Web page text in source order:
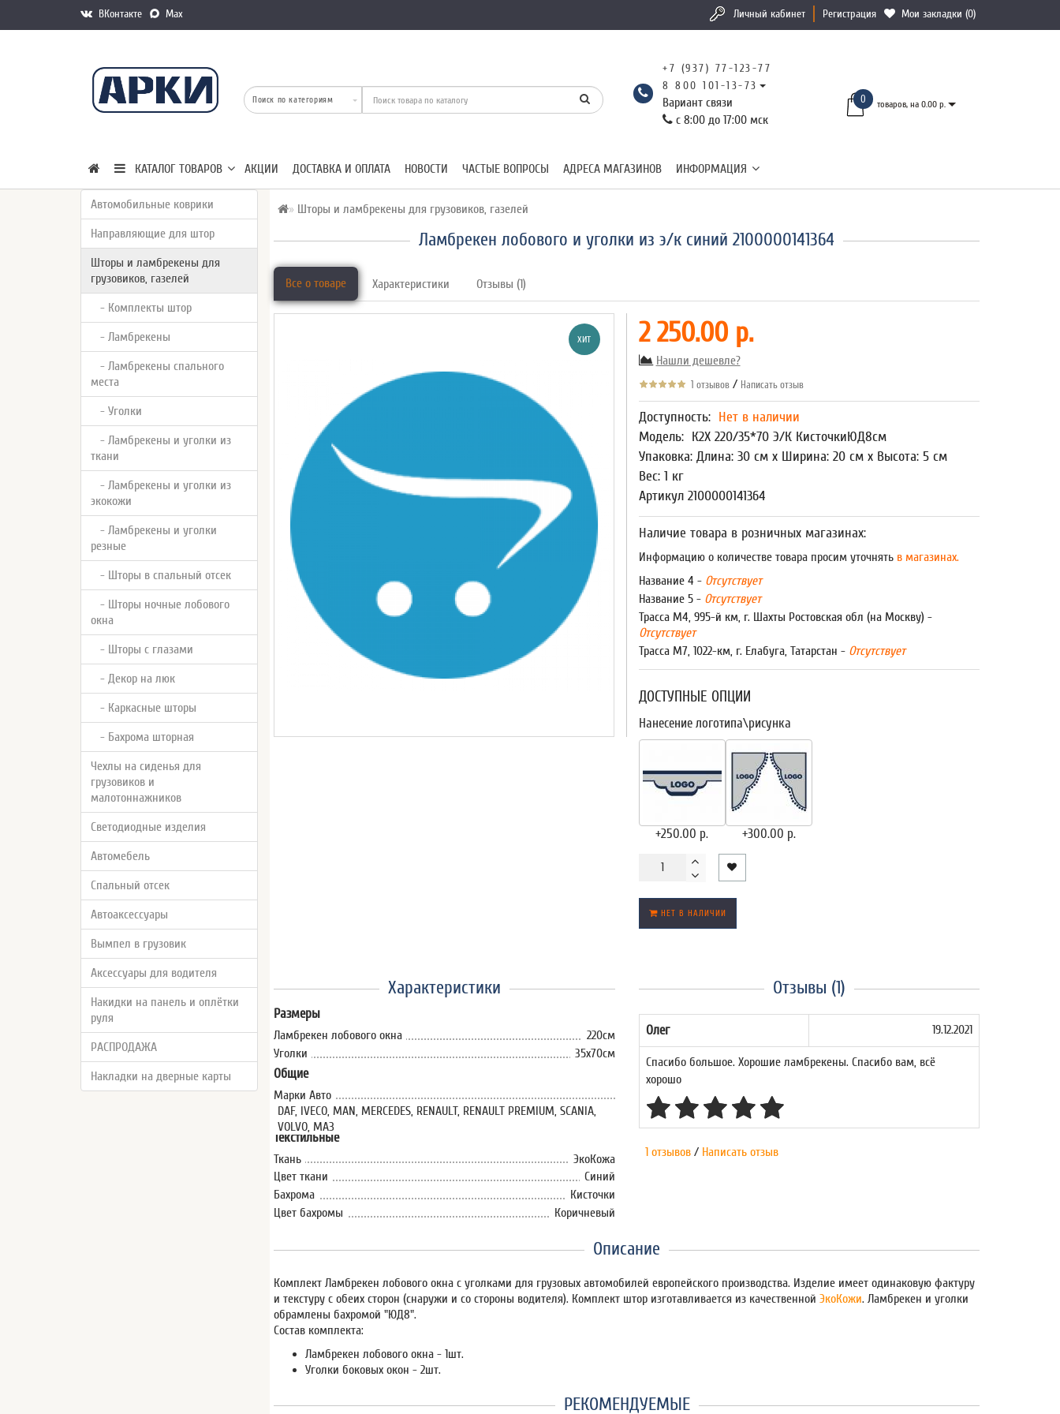
ВКонтакте Max Личный кабинет Регистрация Мои закладки (0)
+7 (937) 77-123-77
8 800 101-13-73
Вариант связи
с 8:00 до 17:00 мск
0 товаров, на 0.00 р.
КАТАЛОГ ТОВАРОВ АКЦИИ ДОСТАВКА И ОПЛАТА НОВОСТИ ЧАСТЫЕ ВОПРОСЫ АДРЕСА МАГАЗИНОВ ИНФОРМАЦИЯ
Автомобильные коврики
Направляющие для штор
Шторы и ламбрекены для
грузовиков, газелей
- Комплекты штор
- Ламбрекены
- Ламбрекены спального
места
- Уголки
- Ламбрекены и уголки из
ткани
- Ламбрекены и уголки из
экокожи
- Ламбрекены и уголки
резные
- Шторы в спальный отсек
- Шторы ночные лобового
окна
- Шторы с глазами
- Декор на люк
- Каркасные шторы
- Бахрома шторная
Чехлы на сиденья для
грузовиков и
малотоннажников
Светодиодные изделия
Автомебель
Спальный отсек
Автоаксессуары
Вымпел в грузовик
Аксессуары для водителя
Накидки на панель и оплётки
руля
РАСПРОДАЖА
Накладки на дверные карты
Шторы и ламбрекены для грузовиков, газелей
Ламбрекен лобового и уголки из э/к синий 2100000141364
Все о товаре Характеристики Отзывы (1)
ХИТ 2 250.00 р.
Нашли дешевле?
1 отзывов / Написать отзыв
Доступность: Нет в наличии
Модель: К2Х 220/35*70 Э/К КисточкиЮД8см
Упаковка: Длина: 30 см x Ширина: 20 см x Высота: 5 см
Вес: 1 кг
Артикул 2100000141364
Наличие товара в розничных магазинах:
Информацию о количестве товара просим уточнятьв магазинах.
Название 4 - Отсутствует
Название 5 - Отсутствует
Трасса М4, 995-й км, г. Шахты Ростовская обл (на Москву) -
Отсутствует
Трасса М7, 1022-км, г. Елабуга, Татарстан - Отсутствует
ДОСТУПНЫЕ ОПЦИИ
Нанесение логотипа\рисунка
+250.00 р. +300.00 р.
НЕТ В НАЛИЧИИ
Характеристики
Размеры
Ламбрекен лобового окна
220см
Уголки
35x70см
Общие
Марки Авто
DAF, IVECO, MAN, MERCEDES, RENAULT, RENAULT PREMIUM, SCANIA,
VOLVO, МАЗ
Текстильные
Ткань
ЭкоКожа
Цвет ткани
Синий
Бахрома
Кисточки
Цвет бахромы
Коричневый
Отзывы (1)
Олег 19.12.2021
Спасибо большое. Хорошие ламбрекены. Спасибо вам, всё
хорошо
1 отзывов / Написать отзыв
Описание
Комплект Ламбрекен лобового окна с уголками для грузовых автомобилей европейского производства. Изделие имеет одинаковую фактуру
и текстуру с обеих сторон (снаружи и со стороны водителя). Комплект штор изготавливается из качественнойЭкоКожи. Ламбрекен и уголки
обрамлены бахромой "ЮД8".
Состав комплекта:
Ламбрекен лобового окна - 1шт.
Уголки боковых окон - 2шт.
РЕКОМЕНДУЕМЫЕ